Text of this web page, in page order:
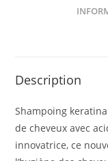
Description
Shampoing
de cheveux avec
innovatrice, ce